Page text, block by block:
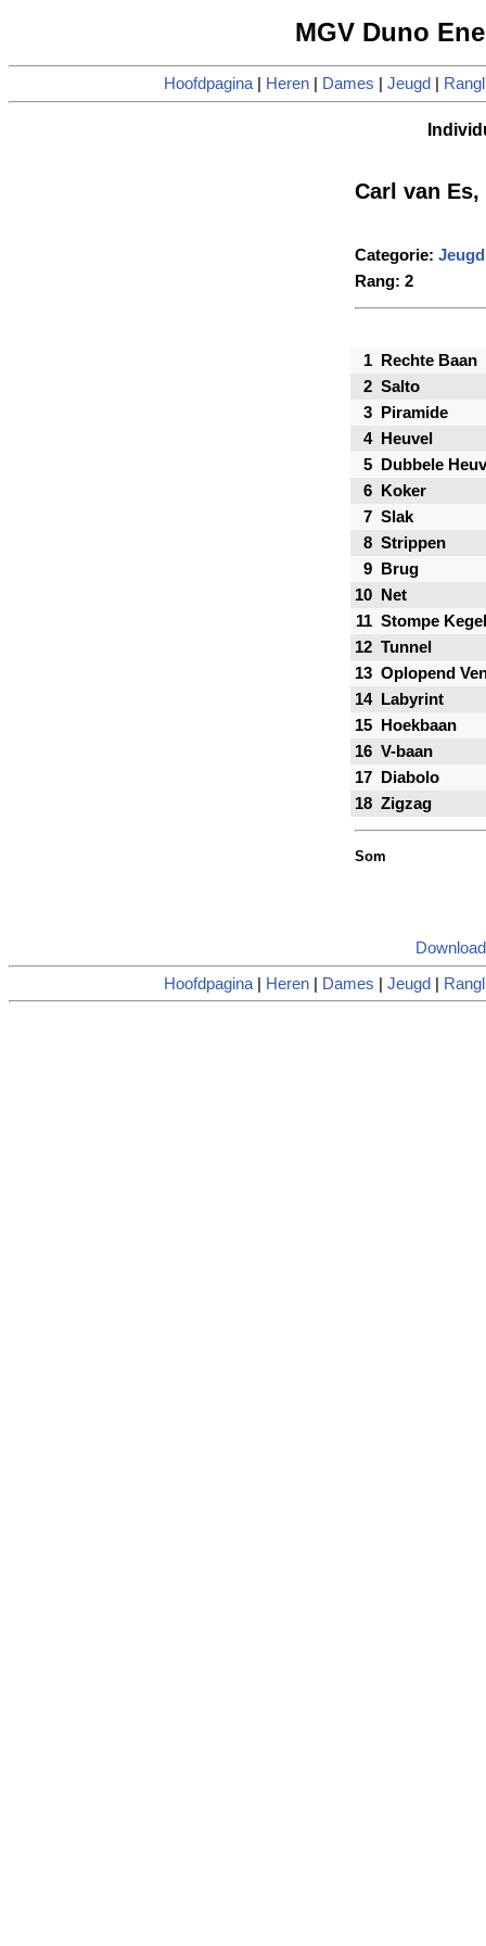
MGV Duno
Hoofdpagina| Heren| Dames Jeugd
Carl van Es,
Categorie: Jeugd
Rang: 2
1
Rechte Baan
2 Salto
3
Piramide
4
Heuvel
5
Dubbele
6
Koker
7 Slak
8 Strippen
9
Brug
10
Net
11 Stompe
12 Tunnel
13 Oplopend
14
Labyrint
15
Hoekbaan
16 V-baan
17
Diabolo
18 Zigzag
Som
Hoofdpagina| Heren| Dames Jeugd